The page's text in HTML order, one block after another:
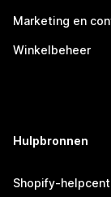
Marketing en
Winkelbeheer
Hulpbronnen
Shopify-